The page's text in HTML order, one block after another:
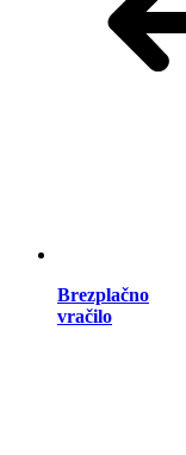
Brezplačno
vračilo